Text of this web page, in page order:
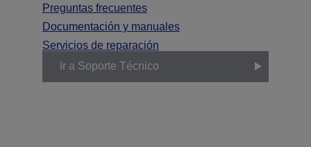
Preguntas frecuentes
Documentación y manuales
Servicios de reparación
Ir a Soporte Técnico